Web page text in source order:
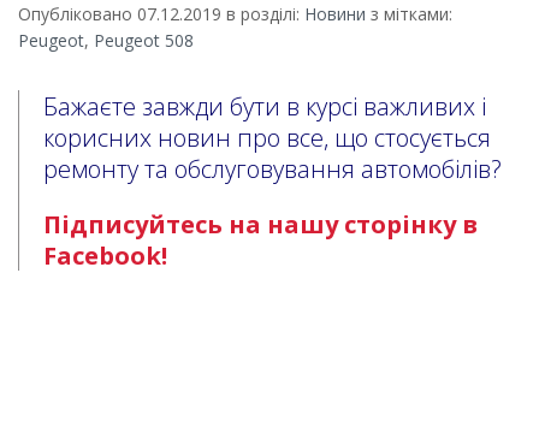
Опубліковано 07.12.2019 в розділі: Новини з мітками:
Peugeot, Peugeot 508
Бажаєте завжди бути в курсі важливих і
корисних новин про все, що стосується
ремонту та обслуговування автомобілів?
Підписуйтесь на нашу сторінку в
Facebook!